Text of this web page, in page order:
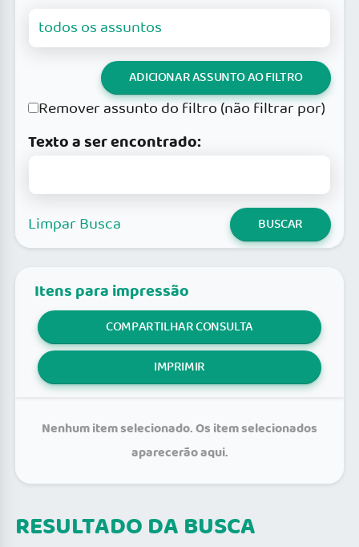
ADICIONAR ASSUNTO AO FILTRO
Remover assunto do filtro (não filtrar por)
Texto a ser encontrado:
Limpar Busca BUSCAR
Itens para impressão
COMPARTILHAR CONSULTA
IMPRIMIR
Nenhum item selecionado. Os item selecionados
aparecerão aqui.
RESULTADO DA BUSCA